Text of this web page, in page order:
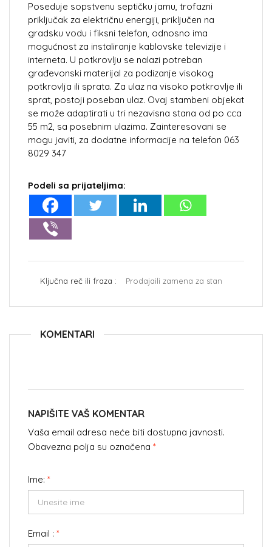
Poseduje sopstvenu septičku jamu, trofazni
priključak za električnu energiji, priključen na
gradsku vodu i fiksni telefon, odnosno ima
mogućnost za instaliranje kablovske televizije i
interneta. U potkrovlju se nalazi potreban
građevonski materijal za podizanje visokog
potkrovlja ili sprata. Za ulaz na visoko potkrovlje ili
sprat, postoji poseban ulaz. Ovaj stambeni objekat
se može adaptirati u tri nezavisna stana od po cca
55 m2, sa posebnim ulazima. Zainteresovani se
mogu javiti, za dodatne informacije na telefon 063
8029 347
Podeli sa prijateljima:
Ključna reč ili fraza : Prodajaili zamena za stan
KOMENTARI
NAPIŠITE VAŠ KOMENTAR
Vaša email adresa neće biti dostupna javnosti.
Obavezna polja su označena *
Ime: *
Email : *